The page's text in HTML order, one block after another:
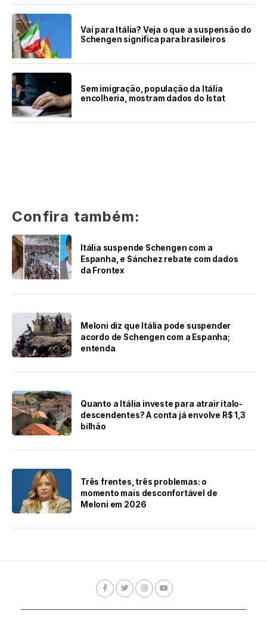
Vai para Itália? Veja o que a suspensão do
Schengen significa para brasileiros
Sem imigração, população da Itália
encolheria, mostram dados do Istat
Confira também:
Itália suspende Schengen com a
Espanha, e Sánchez rebate com dados
da Frontex
Meloni diz que Itália pode suspender
acordo de Schengen com a Espanha;
entenda
Quanto a Itália investe para atrair ítalo-
descendentes? A conta já envolve R$ 1,3
bilhão
Três frentes, três problemas: o
momento mais desconfortável de
Meloni em 2026